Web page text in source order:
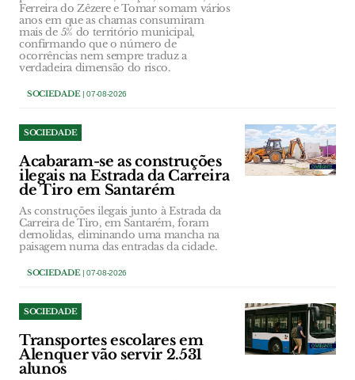
Ferreira do Zêzere e Tomar somam vários
anos em que as chamas consumiram
mais de 5% do território municipal,
confirmando que o número de
ocorrências nem sempre traduz a
verdadeira dimensão do risco.
SOCIEDADE| 07-08-2026
SOCIEDADE
Acabaram-se as construções
ilegais na Estrada da Carreira
de Tiro em Santarém
As construções ilegais junto à Estrada da
Carreira de Tiro, em Santarém, foram
demolidas, eliminando uma mancha na
paisagem numa das entradas da cidade.
SOCIEDADE| 07-08-2026
SOCIEDADE
Transportes escolares em
Alenquer vão servir 2.531
alunos